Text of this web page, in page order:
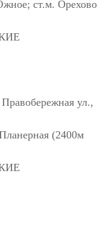
ст.м. Орехово
ул.,
(2400м